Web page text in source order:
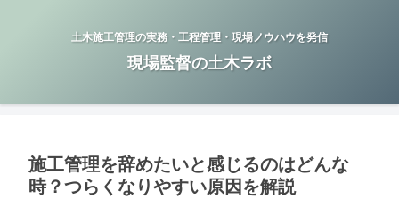
土木施工管理の実務・工程管理・現場ノウハウを発信
現場監督の土木ラボ
施工管理を辞めたいと感じるのはどんな
時？つらくなりやすい原因を解説